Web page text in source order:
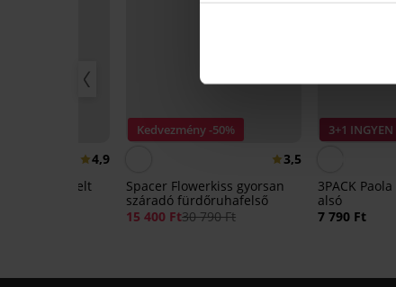
4,9
Bardot bélelt
Kedvezmény -50%
3,5
Spacer Flowerkiss gyorsan
száradó fürdőruhafelső
15 400 Ft30 790 Ft
3+1 INGYEN
3PACK
alsó
7 790 Ft